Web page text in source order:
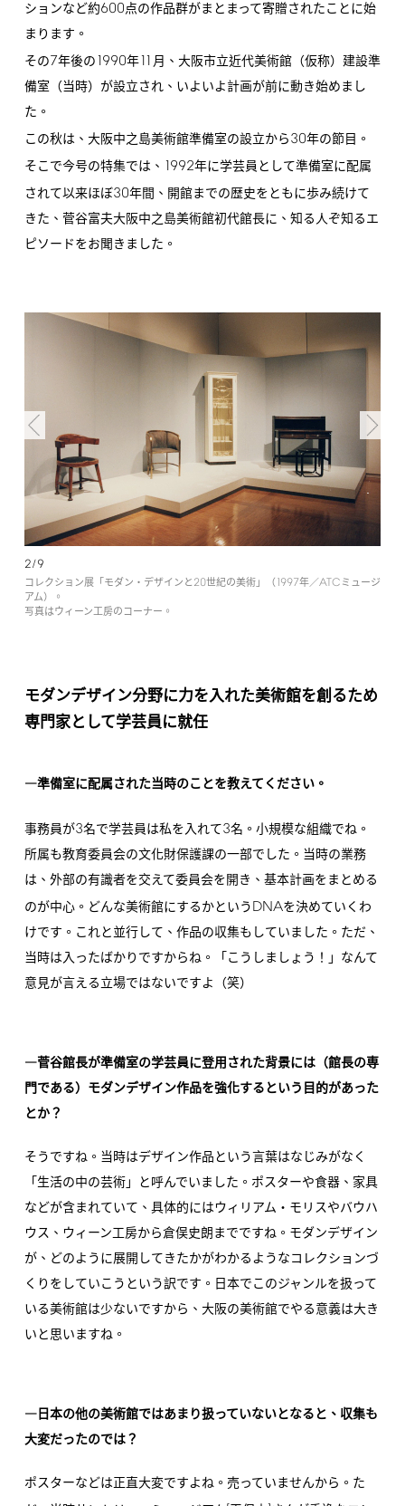
ションなど約600点の作品群がまとまって寄贈されたことに始
まります。
その7年後の1990年11 月、大阪市立近代美術館（仮称）建設準
備室（当時）が設立され、いよいよ計画が前に動き始めまし
た。
この秋は、大阪中之島美術館準備室の設立から30年の節目。
そこで今号の特集では、 1992年に学芸員として準備室に配属
されて以来ほぼ30年間、開館までの歴史をともに歩み続けて
きた、菅谷富夫大阪中之島美術館初代館長に、知る人ぞ知るエ
ピソードをお聞きました。
2/9
コレクション展「モダン・デザインと 20世紀の美術」（1997年／ATC ミュージ
アム）。
写真はウィーン工房のコーナー。
モダンデザイン分野に力を入れた美術館を創るため
専門家として学芸員に就任
―準備室に配属された当時のことを教えてください。
事務員が3名で学芸員は私を入れて3名。小規模な組織でね。
所属も教育委員会の文化財保護課の一部でした。当時の業務
は、外部の有識者を交えて委員会を開き、基本計画をまとめる
のが中心。どんな美術館にするかというDNAを決めていくわ
けです。これと並行して、作品の収集もしていました。ただ、
当時は入ったばかりですからね。「こうしましょう！」なんて
意見が言える立場ではないですよ（笑）
―菅谷館長が準備室の学芸員に登用された背景には（館長の専
門である）モダンデザイン作品を強化するという目的があった
とか？
そうですね。当時はデザイン作品という言葉はなじみがなく
「生活の中の芸術」と呼んでいました。ポスターや食器、家具
などが含まれていて、具体的にはウィリアム・モリスやバウハ
ウス、ウィーン工房から倉俣史朗までですね。モダンデザイン
が、どのように展開してきたかがわかるようなコレクションづ
くりをしていこうという訳です。日本でこのジャンルを扱って
いる美術館は少ないですから、大阪の美術館でやる意義は大き
いと思いますね。
―日本の他の美術館ではあまり扱っていないとなると、収集も
大変だったのでは？
ポスターなどは正直大変ですよね。売っていませんから。た